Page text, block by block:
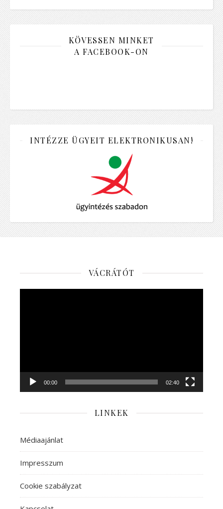
KÖVESSEN MINKET
A FACEBOOK-ON
INTÉZZE ÜGYEIT ELEKTRONIKUSAN!
VÁCRÁTÓT
00:00 02:40
LINKEK
Médiaajánlat
Impresszum
Cookie szabályzat